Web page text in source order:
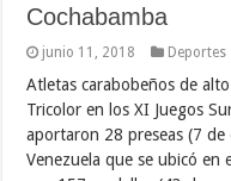
Cochabamba
junio 11, 2018 Deportes
Atletas carabobeños de
Tricolor en los XI Juegos
aportaron 28 preseas (7
Venezuela que se ubicó en